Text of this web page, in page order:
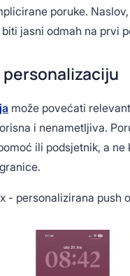
poruke.
jasni odmah na prvi
personalizaciju
može povećati
i nenametljiva.
ili podsjetnik, a ne
- personalizirana push